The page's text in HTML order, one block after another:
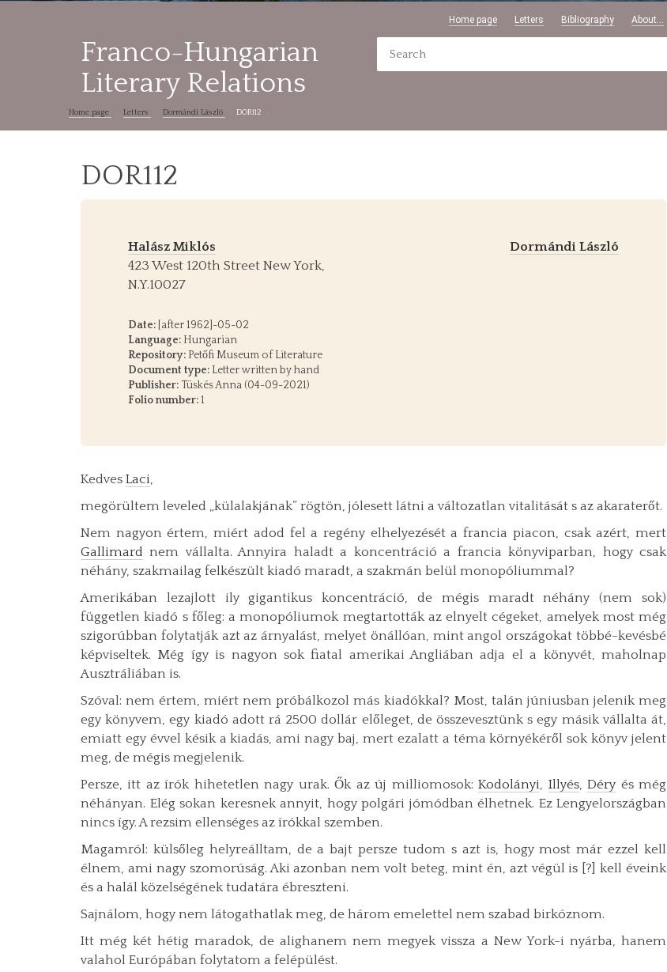
Home page Letters Bibliography About...
Franco-Hungarian
Literary Relations
Home page Letters Dormándi László DOR112
DOR112
Halász Miklós
Dormándi László
423 West 120th Street New York,
N.Y.10027
Date: [after 1962]-05-02
Language: Hungarian
Repository: Petőfi Museum of Literature
Document type: Letter written by hand
Publisher: Tüskés Anna (04-09-2021)
Folio number:1
Kedves Laci,
megörültem leveled „külalakjának” rögtön, jólesett látni a változatlan vitalitását s az akaraterőt.
Nem nagyon értem, miért adod fel a regény elhelyezését a francia piacon, csak azért, mert
Gallimard nem vállalta. Annyira haladt a koncentráció a francia könyviparban, hogy csak
néhány, szakmailag felkészült kiadó maradt, a szakmán belül monopóliummal?
Amerikában lezajlott ily gigantikus koncentráció, de mégis maradt néhány (nem sok)
független kiadó s főleg: a monopóliumok megtartották az elnyelt cégeket, amelyek most még
szigorúbban folytatják azt az árnyalást, melyet önállóan, mint angol országokat többé-kevésbé
képviseltek. Még így is nagyon sok fiatal amerikai Angliában adja el a könyvét, maholnap
Ausztráliában is.
Szóval: nem értem, miért nem próbálkozol más kiadókkal? Most, talán júniusban jelenik meg
egy könyvem, egy kiadó adott rá 2500 dollár előleget, de összevesztünk s egy másik vállalta át,
emiatt egy évvel késik a kiadás, ami nagy baj, mert ezalatt a téma környékéről sok könyv jelent
meg, de mégis megjelenik.
Persze, itt az írók hihetetlen nagy urak. Ők az új milliomosok:Kodolányi, Illyés,Déry és még
néhányan. Elég sokan keresnek annyit, hogy polgári jómódban élhetnek. Ez Lengyelországban
nincs így. A rezsim ellenséges az írókkal szemben.
Magamról: külsőleg helyreálltam, de a bajt persze tudom s azt is, hogy most már ezzel kell
élnem, ami nagy szomorúság. Aki azonban nem volt beteg, mint én, azt végül is [?] kell éveink
és a halál közelségének tudatára ébreszteni.
Sajnálom, hogy nem látogathatlak meg, de három emelettel nem szabad birkóznom.
Itt még két hétig maradok, de alighanem nem megyek vissza a New York-i nyárba, hanem
valahol Európában folytatom a felépülést.